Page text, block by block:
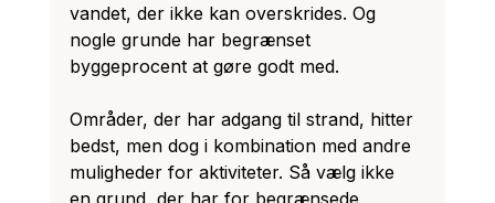
vandet, der ikke kan overskrides. Og
nogle grunde har begrænset
byggeprocent at gøre godt med.
Områder, der har adgang til strand, hitter
bedst, men dog i kombination med andre
muligheder for aktiviteter. Så vælg ikke
en grund, der har for begrænsede